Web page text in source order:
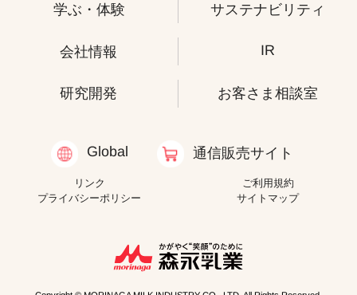
学ぶ・体験 サステナビリティ
会社情報 IR
研究開発 お客さま相談室
Global 通信販売サイト
リンク
ご利用規約
プライバシーポリシー
サイトマップ